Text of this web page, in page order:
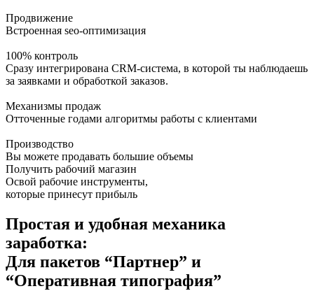
Продвижение
Встроенная sео-оптимизация
100% контроль
Сразу интегрирована CRM-система, в которой ты наблюдаешь
за заявками и обработкой заказов.
Механизмы продаж
Отточенные годами алгоритмы работы с клиентами
Производство
Вы можете продавать большие объемы
Получить рабочий магазин
Освой рабочие инструменты,
которые принесут прибыль
Простая и удобная механика
заработка:
Для пакетов “Партнер” и
“Оперативная типография”